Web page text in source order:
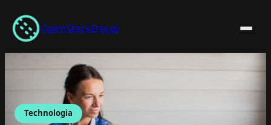
Przejdź
do
treści
OpenStackDay.pl
Technologia